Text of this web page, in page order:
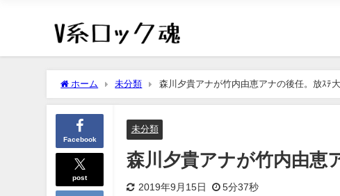
ホーム 未分類 森川夕貴アナが竹内由恵アナの後任。放ｽﾃ
Facebook
post
未分類
森川夕貴アナが竹内由恵
2019年9月15日 5分37秒